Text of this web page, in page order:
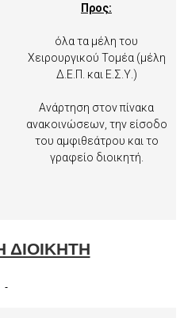
Προς:
όλα τα μέλη του
Χειρουργικού Τομέα (μέλη
Δ.Ε.Π. και Ε.Σ.Υ.)
Ανάρτηση στον πίνακα
ανακοινώσεων, την είσοδο
του αμφιθεάτρου και το
γραφείο διοικητή.